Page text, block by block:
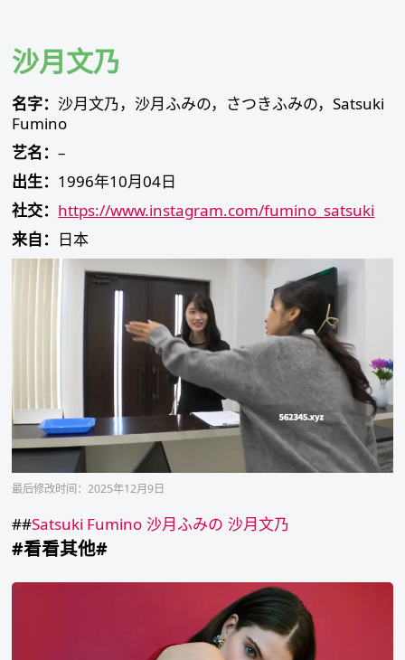
content
沙月文乃
名字：沙月文乃，沙月ふみの，さつきふみの，Satsuki
Fumino
艺名：–
出生： 1996年10月04日
社交： https://www.instagram.com/fumino_satsuki
来自： 日本
最后修改时间：2025年12月9日
##Satsuki Fumino 沙月ふみの 沙月文乃
#看看其他#
Lucia